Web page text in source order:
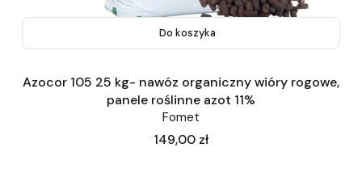
Do koszyka
Azocor 105 25 kg- nawóz organiczny wióry rogowe,
panele roślinne azot 11%
Fomet
Cena
149,00 zł